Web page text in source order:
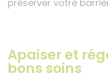
préserver votre
Apaiser et
bons soins